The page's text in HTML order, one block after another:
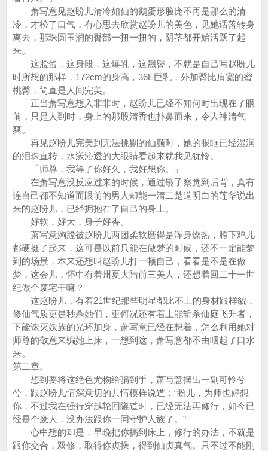
萧写意见赵盼儿清冷如仙的鹅蛋形脸庞不再是那么的清
冷，才松了口气，有心思去欣赏赵盼儿的美色，见她话落转身
离去，那珠圆玉润的臀部一扭一扭的，阴茎都开始活跃了起
来。
这脸蛋，这身段，这爆乳，这翘臀，不就是自己写赵盼儿
时所想的那样，172cm的身高，36E巨乳，外加臀比肩宽的蜜
桃臀，简直是人间完美。
正当萧写意想入非非时，赵盼儿已经不知何时出现在了眼
前，只是人到时，身上的那股清香也扑鼻而来，令人神清气
爽。
再见赵盼儿完美到无法挑剔的仙颜时，她的眼眶已经湿润
的泪珠直转，水漾沁透的大眼睛看起来就我见犹怜。
「师尊，我等了你好久，我好想你。」
在萧写意没反应过来的时候，通过镜子察觉到后背，真有
连自己都不知道而眼前的男人却能一清二楚道明白的莲华说出
来的赵盼儿，已经拥抱在了自己的身上。
好软，好大，身子好香。
萧写意胸膛被赵盼儿两团柔软磨得是浑身燥热，胯下鸡儿
都硬挺了起来，这可是以前只能在做梦的时候，还不一定能梦
到的场景，本来还想叫赵盼儿打一顿自己，看看是不是在做
梦，这会儿，怀中有着州夏大陆前三美人，还想着回二十一世
纪做个废宅干嘛？
这赵盼儿，有着21世纪那些明星都比不上的身材跟样貌，
修仙气质更是秒杀她们，更何况还有着上能斩杀仙庭飞升者，
下能诛灭妖族的光环加身，萧写意已经在想着，怎么利用她对
师尊的敬意来骗她上床，一想到这，萧写意都不由咽起了口水
来。
第二章。
想到要将这绝色尤物给骗到手，萧写意摆出一副可怜兮
兮，跟赵盼儿情深意切的共情模样说道：“盼儿，为师也好想
你，不过我在强行穿越轮回隧道时，已经无法再修行，如今已
经是个废人，没办法跟你一同守护人族了。”
心中想的却是，早晚把你搞到床上，修行的办法，不就是
跟你交合，双修，取得你贞操，得到仙贞真气。只不过不能刚